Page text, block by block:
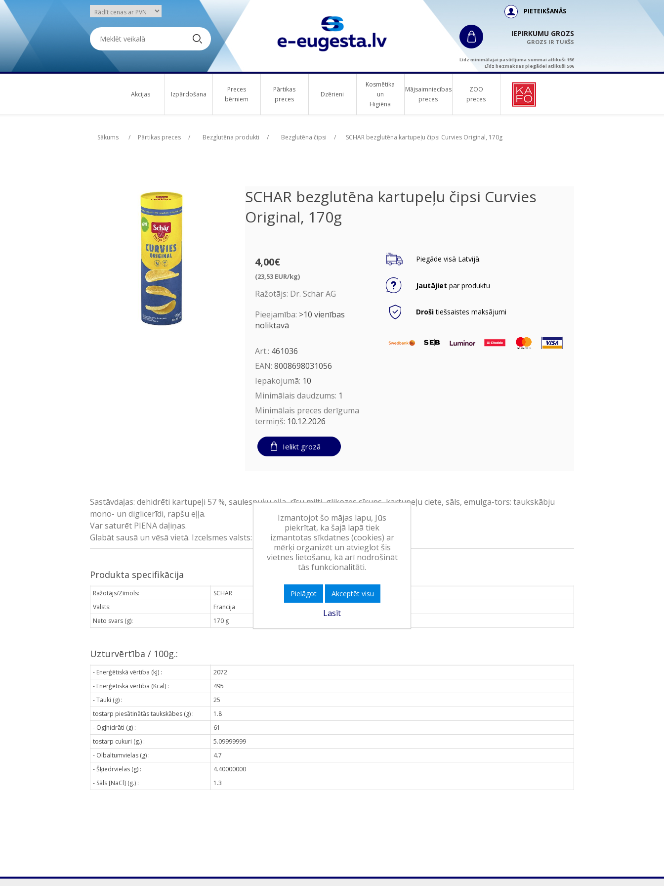
PIETEIKŠANĀS
IEPIRKUMU GROZS
GROZS IR TUKŠS
Līdz minimālajai pasūtījuma summai atlikuši 15€
Līdz bezmaksas piegādei atlikuši 50€
Akcijas Izpārdošana
Preces
bērniem
Pārtikas
preces
Dzērieni
Kosmētika
un
Higiēna
Mājsaimniecības
preces
ZOO
preces
Sākums / Pārtikas preces / Bezglutēna produkti / Bezglutēna čipsi / SCHAR bezglutēna kartupeļu čipsi Curvies Original, 170g
SCHAR bezglutēna kartupeļu čipsi Curvies
Original, 170g
4,00€
(23,53 EUR/kg)
Ražotājs: Dr. Schär AG
Pieejamība: >10 vienības
noliktavā
Art.: 461036
EAN: 8008698031056
Iepakojumā: 10
Minimālais daudzums: 1
Minimālais preces derīguma
termiņš: 10.12.2026
Ielikt grozā
Piegāde visā Latvijā.
Jautājiet par produktu
Drošitiešsaistes maksājumi
Sastāvdaļas: dehidrēti kartupeļi 57 %, saulespuķu eļļa, rīsu milti, glikozes sīrups, kartupeļu ciete, sāls, emulga-tors: taukskābju
mono- un diglicerīdi, rapšu eļļa.
Var saturēt PIENA daļiņas.
Glabāt sausā un vēsā vietā. Izcelsmes valsts: Francija.
Produkta specifikācija
Ražotājs/Zīmols:
SCHAR
Valsts:
Francija
Neto svars (g):
170 g
Uzturvērtība / 100g.:
- Enerģētiskā vērtība (kJ) :
2072
- Enerģētiskā vērtība (Kcal) :
495
- Tauki (g) :
25
tostarp piesātinātās taukskābes (g) :
1.8
- Ogļhidrāti (g) :
61
tostarp cukuri (g.) :
5.09999999
- Olbaltumvielas (g) :
4.7
- Šķiedrvielas (g) :
4.40000000
- Sāls [NaCl] (g.) :
1.3
Izmantojot šo mājas lapu, Jūs
piekrītat, ka šajā lapā tiek
izmantotas sīkdatnes (cookies) ar
mērķi organizēt un atvieglot šis
vietnes lietošanu, kā arī nodrošināt
tās funkcionalitāti.
Pielāgot Akceptēt visu
Lasīt